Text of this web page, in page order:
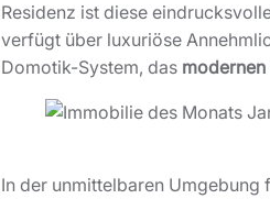
Residenz ist diese
verfügt über luxuriöse
Domotik-System, das
In der unmittelbaren Umgebung